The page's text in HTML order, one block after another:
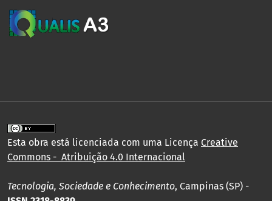
Esta obra está licenciada com uma Licença Creative
Commons - Atribuição 4.0 Internacional
Tecnologia, Sociedade e Conhecimento, Campinas (SP) -